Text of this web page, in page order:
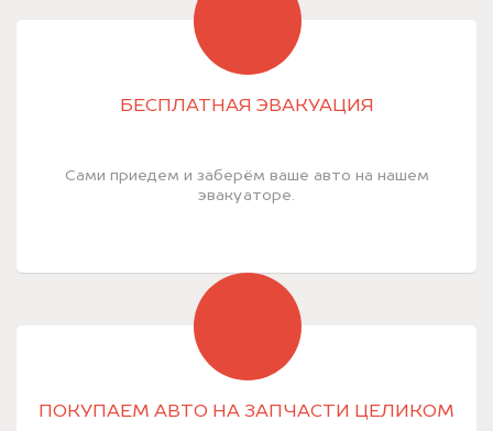
БЕСПЛАТНАЯ ЭВАКУАЦИЯ
Сами приедем и заберём ваше авто на нашем
эвакуаторе.
ПОКУПАЕМ АВТО НА ЗАПЧАСТИ ЦЕЛИКОМ